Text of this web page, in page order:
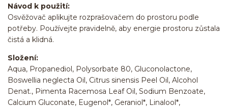
Návod k použití:
Osvěžovač aplikujte rozprašovačem do prostoru podle
potřeby. Používejte pravidelně, aby energie prostoru zůstala
čistá a klidná.
Složení:
Aqua, Propanediol, Polysorbate 80, Gluconolactone,
Boswellia neglecta Oil, Citrus sinensis Peel Oil, Alcohol
Denat., Pimenta Racemosa Leaf Oil, Sodium Benzoate,
Calcium Gluconate, Eugenol*, Geraniol*, Linalool*,